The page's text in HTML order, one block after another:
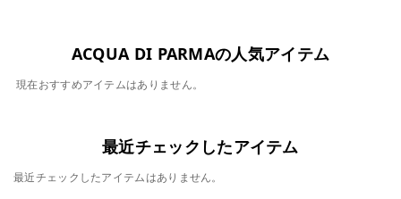
ACQUA DI PARMAの人気アイテム
現在おすすめアイテムはありません。
最近チェックしたアイテム
最近チェックしたアイテムはありません。